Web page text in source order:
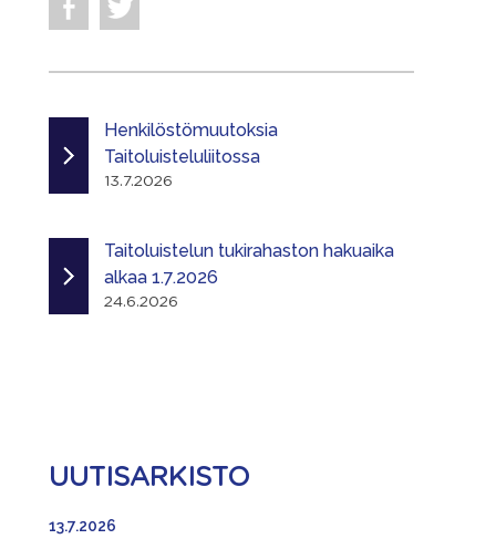
Henkilöstömuutoksia
Taitoluisteluliitossa
13.7.2026
Taitoluistelun tukirahaston hakuaika
alkaa 1.7.2026
24.6.2026
UUTISARKISTO
13.7.2026